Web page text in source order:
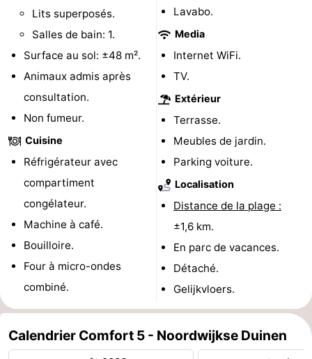
Septentrionale
Nature
Schoorlse
Duinen
Bergen
aan
Bergen
Egmond
Zee
-
duinreservaat
Wijk
Zee
-
Zuid-
Amsterdam
Zandvoort
Hollande-
Lits superposés.
Salles de bain: 1.
Surface au sol: ±48 m².
Animaux admis après
consultation.
Non fumeur.
Cuisine
Réfrigérateur avec
compartiment
congélateur.
Machine à café.
Bouilloire.
Four à micro-ondes
combiné.
Lavabo.
Media
Internet WiFi.
TV.
Extérieur
Terrasse.
Meubles de jardin.
Parking voiture.
Localisation
Distance de la plage :
±1,6 km.
En parc de vacances.
Détaché.
Gelijkvloers.
Calendrier Comfort 5 - Noordwijkse Duinen